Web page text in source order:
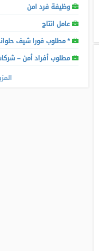
وظيفة فرد امن
عامل انتاج
* مطلوب فورا شيف
مطلوب أفراد أمن –